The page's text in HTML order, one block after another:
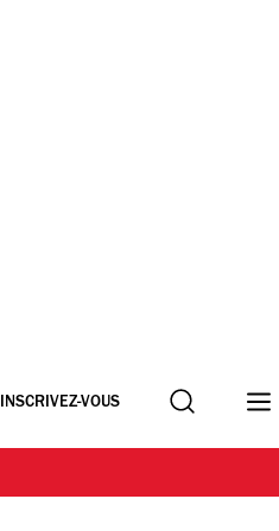
INSCRIVEZ-VOUS Recherche